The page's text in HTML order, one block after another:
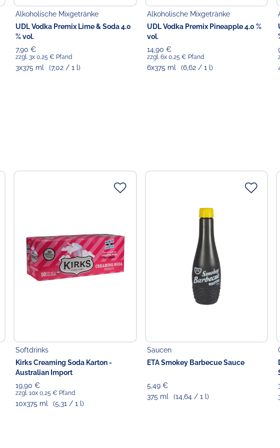
Alkoholische Mixgetränke
UDL Vodka Premix Lime & Soda 4.0
% vol.
7,90 €
zzgl. 3x 0,25 € Pfand
3x375 ml (7,02 / 1 l)
Alkoholische Mixgetränke
UDL Vodka Premix Pineapple 4.0 %
vol.
14,90 €
zzgl. 6x 0,25 € Pfand
6x375 ml (6,62 / 1 l)
Softdrinks
Kirks Creaming Soda Karton -
Australian Import
19,90 €
zzgl. 10x 0,25 € Pfand
10x375 ml (5,31 / 1 l)
Saucen
ETA Smokey Barbecue Sauce
5,49 €
375 ml
(14,64 / 1 l)